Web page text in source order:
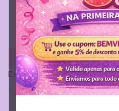
Caderneta Barquinho
ADICIONAR
Envio dia 12/08 (Quarta)